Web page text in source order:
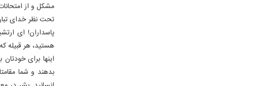
مشکل و از
تحت نظر خدای
پاسداران! ای
هستید، هر قبیله
اینها برای
بدهند و شما